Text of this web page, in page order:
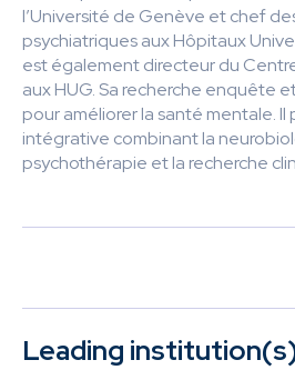
l’Université de Genève et chef
psychiatriques aux Hôpitaux
est également directeur du
aux HUG. Sa recherche enquête
pour améliorer la santé mentale.
intégrative combinant la
psychothérapie et la recherche
Leading